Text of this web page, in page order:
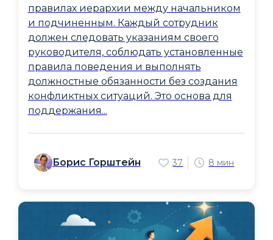
правилах иерархии между начальником
и подчиненным. Каждый сотрудник
должен следовать указаниям своего
руководителя, соблюдать установленные
правила поведения и выполнять
должностные обязанности без создания
конфликтных ситуаций. Это основа для
поддержания...
Борис Горштейн 37 8 мин